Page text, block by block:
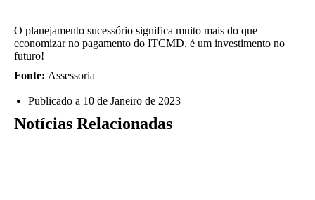
O planejamento sucessório significa muito mais do que
economizar no pagamento do ITCMD, é um investimento no
futuro!
Fonte: Assessoria
Publicado a 10 de Janeiro de 2023
Notícias Relacionadas